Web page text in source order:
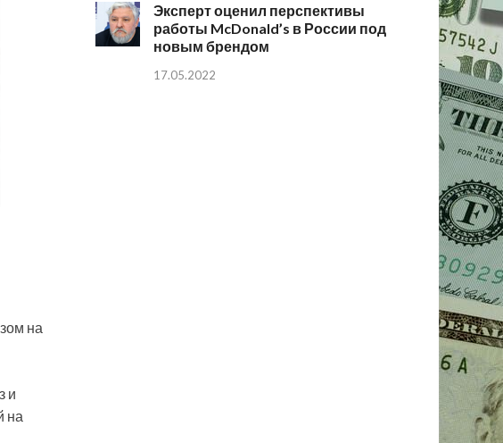
на
и
на
Эксперт оценил перспективы
работы McDonald’s в России под
новым брендом
17.05.2022